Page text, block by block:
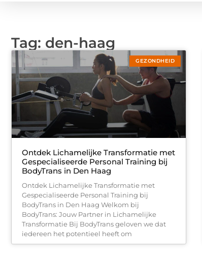
Tag: den-haag
GEZONDHEID
Ontdek Lichamelijke Transformatie met
Gespecialiseerde Personal Training bij
BodyTrans in Den Haag
Ontdek Lichamelijke Transformatie met
Gespecialiseerde Personal Training bij
BodyTrans in Den Haag Welkom bij
BodyTrans: Jouw Partner in Lichamelijke
Transformatie Bij BodyTrans geloven we dat
iedereen het potentieel heeft om